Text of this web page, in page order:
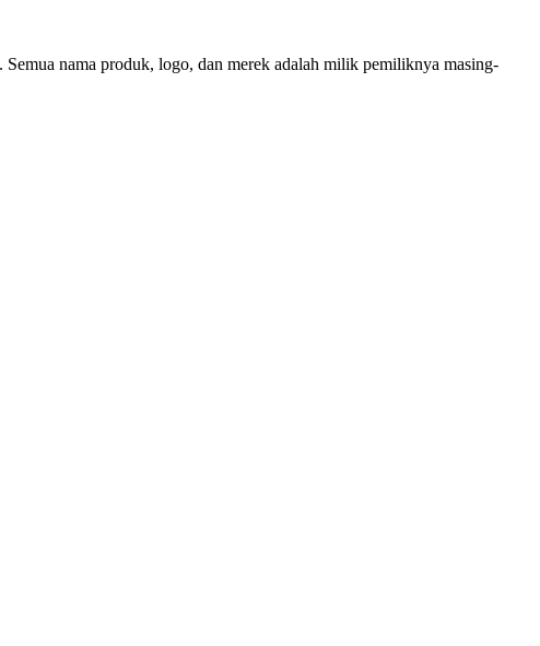
nama produk, logo, dan merek adalah milik pemiliknya masing-